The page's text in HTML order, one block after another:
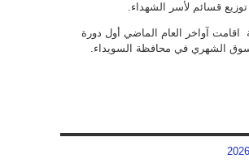
توزيع قسائم لأسر الشهداء.
اقامت آواخر العام الماضي أول دورة
الشهري في محافظة السويداء.